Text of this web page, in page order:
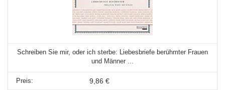
Schreiben Sie mir, oder ich sterbe: Liebesbriefe berühmter Frauen
und Männer ...
9,86 €